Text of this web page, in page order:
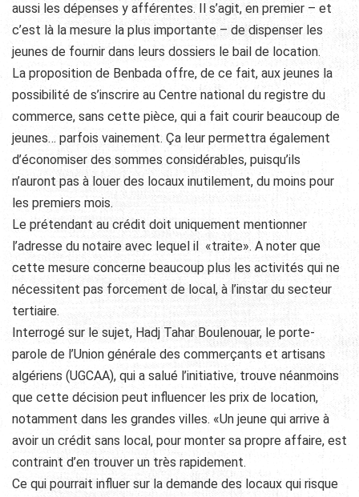
aussi les dépenses y afférentes. Il s’agit, en premier – et
c’est là la mesure la plus importante – de dispenser les
jeunes de fournir dans leurs dossiers le bail de location.
La proposition de Benbada offre, de ce fait, aux jeunes la
possibilité de s’inscrire au Centre national du registre du
commerce, sans cette pièce, qui a fait courir beaucoup de
jeunes… parfois vainement. Ça leur permettra également
d’économiser des sommes considérables, puisqu’ils
n’auront pas à louer des locaux inutilement, du moins pour
les premiers mois.
Le prétendant au crédit doit uniquement mentionner
l’adresse du notaire avec lequel il «traite». A noter que
cette mesure concerne beaucoup plus les activités qui ne
nécessitent pas forcement de local, à l’instar du secteur
tertiaire.
Interrogé sur le sujet, Hadj Tahar Boulenouar, le porte-
parole de l’Union générale des commerçants et artisans
algériens (UGCAA), qui a salué l’initiative, trouve néanmoins
que cette décision peut influencer les prix de location,
notamment dans les grandes villes. «Un jeune qui arrive à
avoir un crédit sans local, pour monter sa propre affaire, est
contraint d’en trouver un très rapidement.
Ce qui pourrait influer sur la demande des locaux qui risque